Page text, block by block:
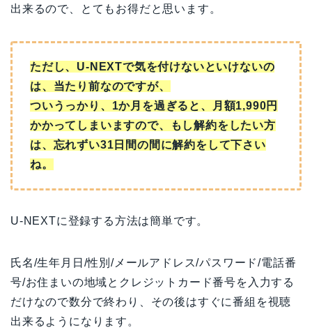
出来るので、とてもお得だと思います。
ただし、U-NEXTで気を付けないといけないの
は、当たり前なのですが、
ついうっかり、1か月を過ぎると、月額1,990円
かかってしまいますので、もし解約をしたい方
は、忘れずい31日間の間に解約をして下さい
ね。
U-NEXTに登録する方法は簡単です。
氏名/生年月日/性別/メールアドレス/パスワード/電話番
号/お住まいの地域とクレジットカード番号を入力する
だけなので数分で終わり、その後はすぐに番組を視聴
出来るようになります。